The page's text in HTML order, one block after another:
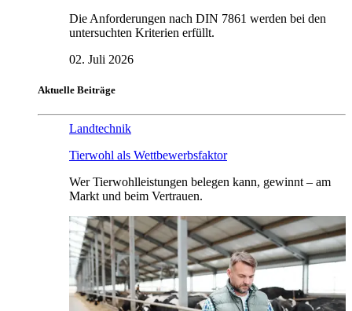
Die Anforderungen nach DIN 7861 werden bei den
untersuchten Kriterien erfüllt.
02. Juli 2026
Aktuelle Beiträge
Landtechnik
Tierwohl als Wettbewerbsfaktor
Wer Tierwohlleistungen belegen kann, gewinnt – am
Markt und beim Vertrauen.